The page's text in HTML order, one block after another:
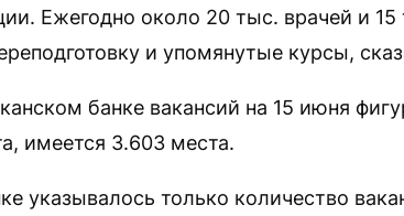
Ежегодно около 20 тыс. врачей и
и упомянутые курсы,
банке вакансий на 15 июня
имеется 3.603 места.
указывалось только количество